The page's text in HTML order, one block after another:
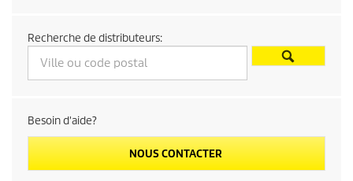
Recherche de distributeurs:
Besoin d'aide?
NOUS CONTACTER